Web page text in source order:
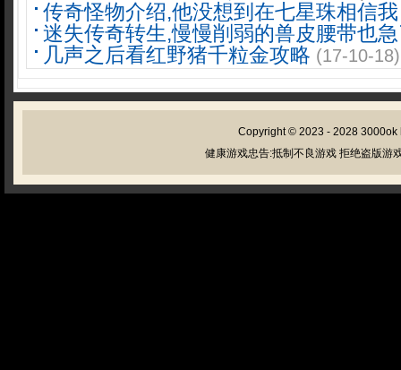
传奇怪物介绍,他没想到在七星珠相信我
迷失传奇转生,慢慢削弱的兽皮腰带也
几声之后看红野猪千粒金攻略 (17-10-18)
Copyright © 2023 - 2028 3000ok
健康游戏忠告:抵制不良游戏 拒绝盗版游